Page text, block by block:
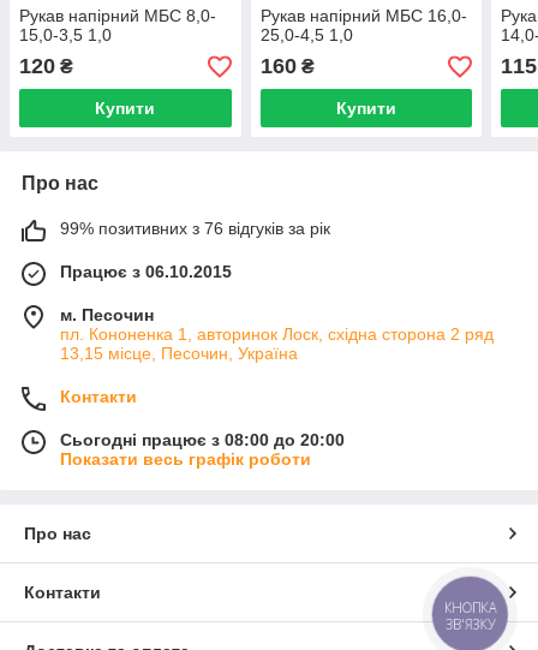
Рукав напірний МБС 8,0-
15,0-3,5 1,0
120 ₴
Купити
Рукав напірний МБС 16,0-
25,0-4,5 1,0
160₴
Купити
115
Про нас
99% позитивних з 76 відгуків за рік
Працює з 06.10.2015
м. Песочин
пл. Кононенка 1, авторинок Лоск, східна сторона 2 ряд
13,15 місце, Песочин, Україна
Контакти
Сьогодні працює з 08:00 до 20:00
Показати весь графік роботи
Про нас
Контакти
КНОПКА
ЗВ'ЯЗКУ